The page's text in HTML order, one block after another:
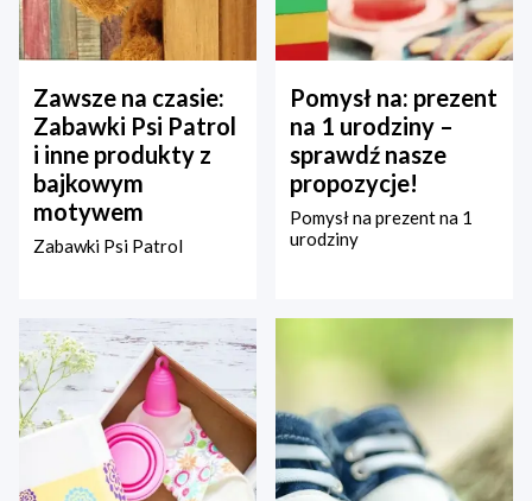
Zawsze na czasie:
Zabawki Psi Patrol
i inne produkty z
bajkowym
motywem
Zabawki Psi Patrol
Pomysł na: prezent
na 1 urodziny –
sprawdź nasze
propozycje!
Pomysł na prezent na 1
urodziny